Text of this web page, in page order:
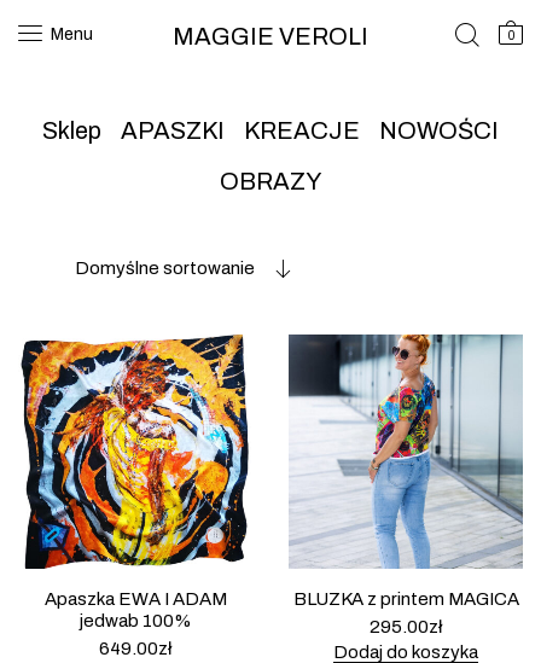
Menu MAGGIE VEROLI 0
Sklep APASZKI KREACJE
NOWOŚCI
OBRAZY
Domyślne sortowanie
Apaszka EWA I ADAM
jedwab 100%
649.00zł
BLUZKA z printem MAGICA
295.00zł
Dodaj do koszyka